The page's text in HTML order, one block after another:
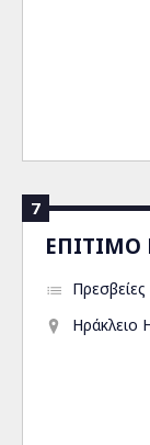
7
ΕΠΙΤΙΜΟ
Ηράκλειο